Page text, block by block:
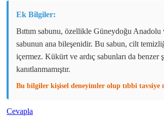
Ek Bilgiler:
Bıttım sabunu, özellikle Güneydoğu Anadolu
sabunun ana bileşenidir. Bu sabun, cilt
içermez. Kükürt ve ardıç sabunları da
kanıtlanmamıştır.
Bu bilgiler kişisel deneyimler olup tıbbi tavsiye
Cevapla